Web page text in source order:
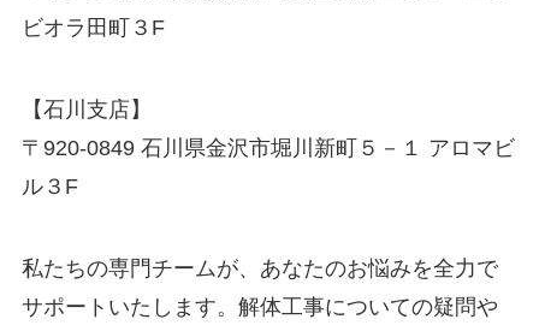
ビオラ田町３F
【石川支店】
〒920-0849 石川県金沢市堀川新町５－１ アロマビ
ル３F
私たちの専門チームが、あなたのお悩みを全力で
サポートいたします。解体工事についての疑問や